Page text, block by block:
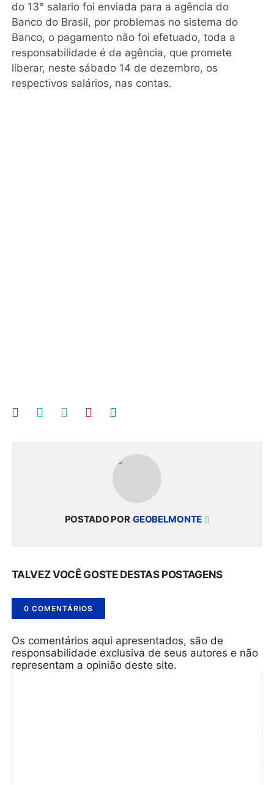
do 13° salario foi enviada para a agência do
Banco do Brasil, por problemas no sistema do
Banco, o pagamento não foi efetuado, toda a
responsabilidade é da agência, que promete
liberar, neste sábado 14 de dezembro, os
respectivos salários, nas contas.
POSTADO POR GEOBELMONTE
TALVEZ VOCÊ GOSTE DESTAS POSTAGENS
0 COMENTÁRIOS
Os comentários aqui apresentados, são de
responsabilidade exclusiva de seus autores e não
representam a opinião deste site.